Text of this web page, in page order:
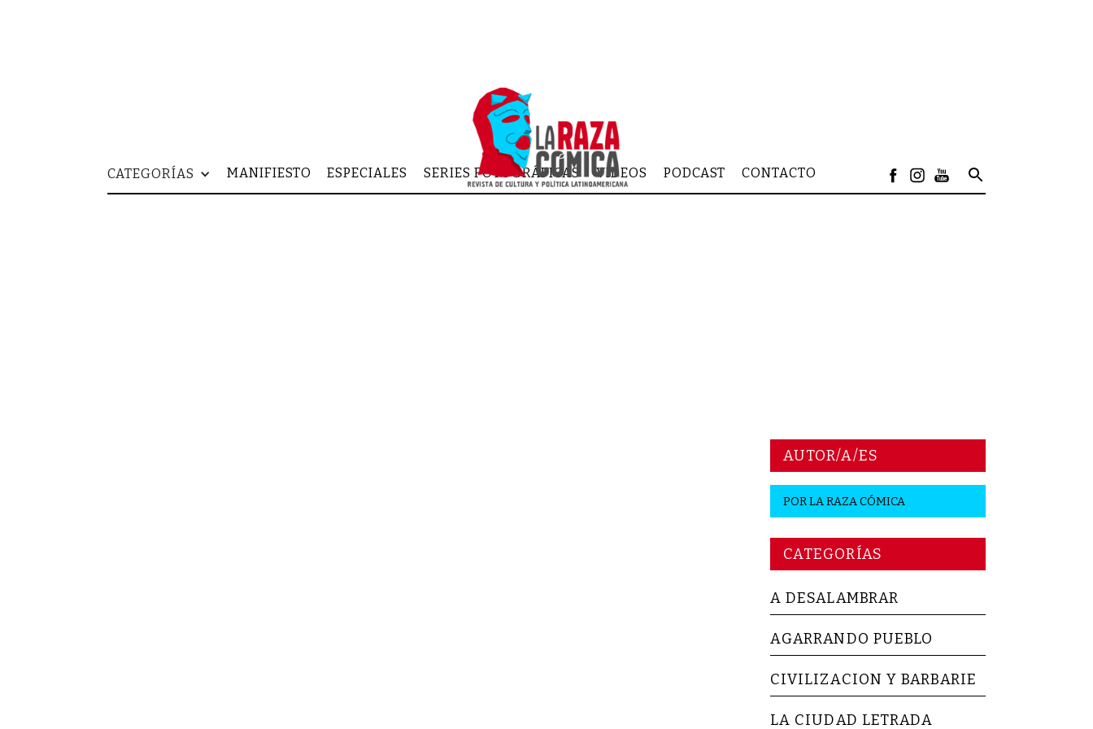
CATEGORÍAS MANIFIESTO ESPECIALES SERIES FOTOGRÁFICAS VIDEOS PODCAST CONTACTO
AUTOR/A/ES
PORLA RAZA CÓMICA
CATEGORÍAS
A DESALAMBRAR
AGARRANDO PUEBLO
CIVILIZACION Y BARBARIE
LA CIUDAD LETRADA